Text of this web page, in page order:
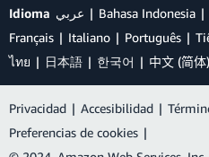
Idioma عربي Bahasa Indonesia
Français
Italiano Português
ไทย
日本語 한국어 中文 (简体)
Privacidad | Accesibilidad |
Preferencias de cookies |